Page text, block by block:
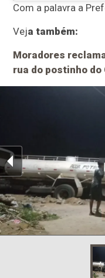
Com a palavra a
Veja também:
Moradores
rua do postinho do